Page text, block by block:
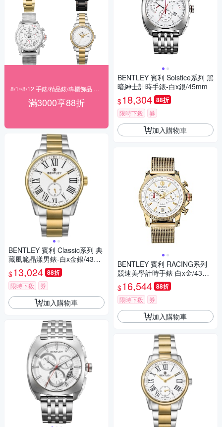
滿3000享88折
BENTLEY 賓利 Classic系列 典
藏風範晶漾男錶-白x金銀/43m
m
$13,024 88折
限時下殺 券
加入購物車
BENTLEY 賓利 Solstice系列 黑
暗紳士計時手錶-白x銀/45mm
$18,304 88折
限時下殺 券
加入購物車
BENTLEY 賓利 RACING系列
競速美學計時手錶 白x金/43m
m
$16,544 88折
限時下殺 券
加入購物車